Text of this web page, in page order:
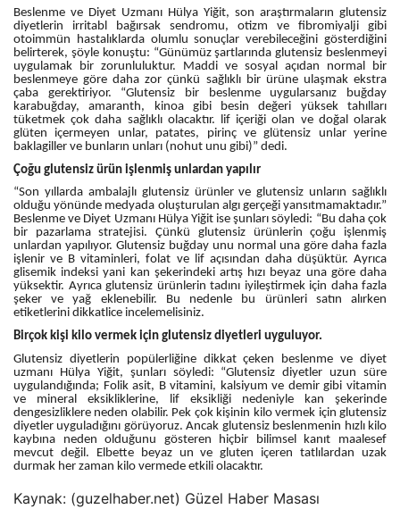
Beslenme ve Diyet Uzmanı Hülya Yiğit, son araştırmaların glutensiz
diyetlerin irritabl bağırsak sendromu, otizm ve fibromiyalji gibi
otoimmün hastalıklarda olumlu sonuçlar verebileceğini gösterdiğini
belirterek, şöyle konuştu: “Günümüz şartlarında glutensiz beslenmeyi
uygulamak bir zorunluluktur. Maddi ve sosyal açıdan normal bir
beslenmeye göre daha zor çünkü sağlıklı bir ürüne ulaşmak ekstra
çaba gerektiriyor. “Glutensiz bir beslenme uygularsanız buğday
karabuğday, amaranth, kinoa gibi besin değeri yüksek tahılları
tüketmek çok daha sağlıklı olacaktır. lif içeriği olan ve doğal olarak
glüten içermeyen unlar, patates, pirinç ve glütensiz unlar yerine
baklagiller ve bunların unları (nohut unu gibi)” dedi.
Çoğu glutensiz ürün işlenmiş unlardan yapılır
“Son yıllarda ambalajlı glutensiz ürünler ve glutensiz unların sağlıklı
olduğu yönünde medyada oluşturulan algı gerçeği yansıtmamaktadır.”
Beslenme ve Diyet Uzmanı Hülya Yiğit ise şunları söyledi: “Bu daha çok
bir pazarlama stratejisi. Çünkü glutensiz ürünlerin çoğu işlenmiş
unlardan yapılıyor. Glutensiz buğday unu normal una göre daha fazla
işlenir ve B vitaminleri, folat ve lif açısından daha düşüktür. Ayrıca
glisemik indeksi yani kan şekerindeki artış hızı beyaz una göre daha
yüksektir. Ayrıca glutensiz ürünlerin tadını iyileştirmek için daha fazla
şeker ve yağ eklenebilir. Bu nedenle bu ürünleri satın alırken
etiketlerini dikkatlice incelemelisiniz.
Birçok kişi kilo vermek için glutensiz diyetleri uyguluyor.
Glutensiz diyetlerin popülerliğine dikkat çeken beslenme ve diyet
uzmanı Hülya Yiğit, şunları söyledi: “Glutensiz diyetler uzun süre
uygulandığında; Folik asit, B vitamini, kalsiyum ve demir gibi vitamin
ve mineral eksikliklerine, lif eksikliği nedeniyle kan şekerinde
dengesizliklere neden olabilir. Pek çok kişinin kilo vermek için glutensiz
diyetler uyguladığını görüyoruz. Ancak glutensiz beslenmenin hızlı kilo
kaybına neden olduğunu gösteren hiçbir bilimsel kanıt maalesef
mevcut değil. Elbette beyaz un ve gluten içeren tatlılardan uzak
durmak her zaman kilo vermede etkili olacaktır.
Kaynak: (guzelhaber.net) Güzel Haber Masası